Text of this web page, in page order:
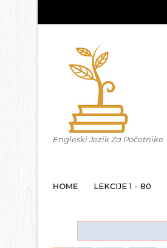
Engleski Jezik Za Početnike
HOME LEKCIJE 1 - 80